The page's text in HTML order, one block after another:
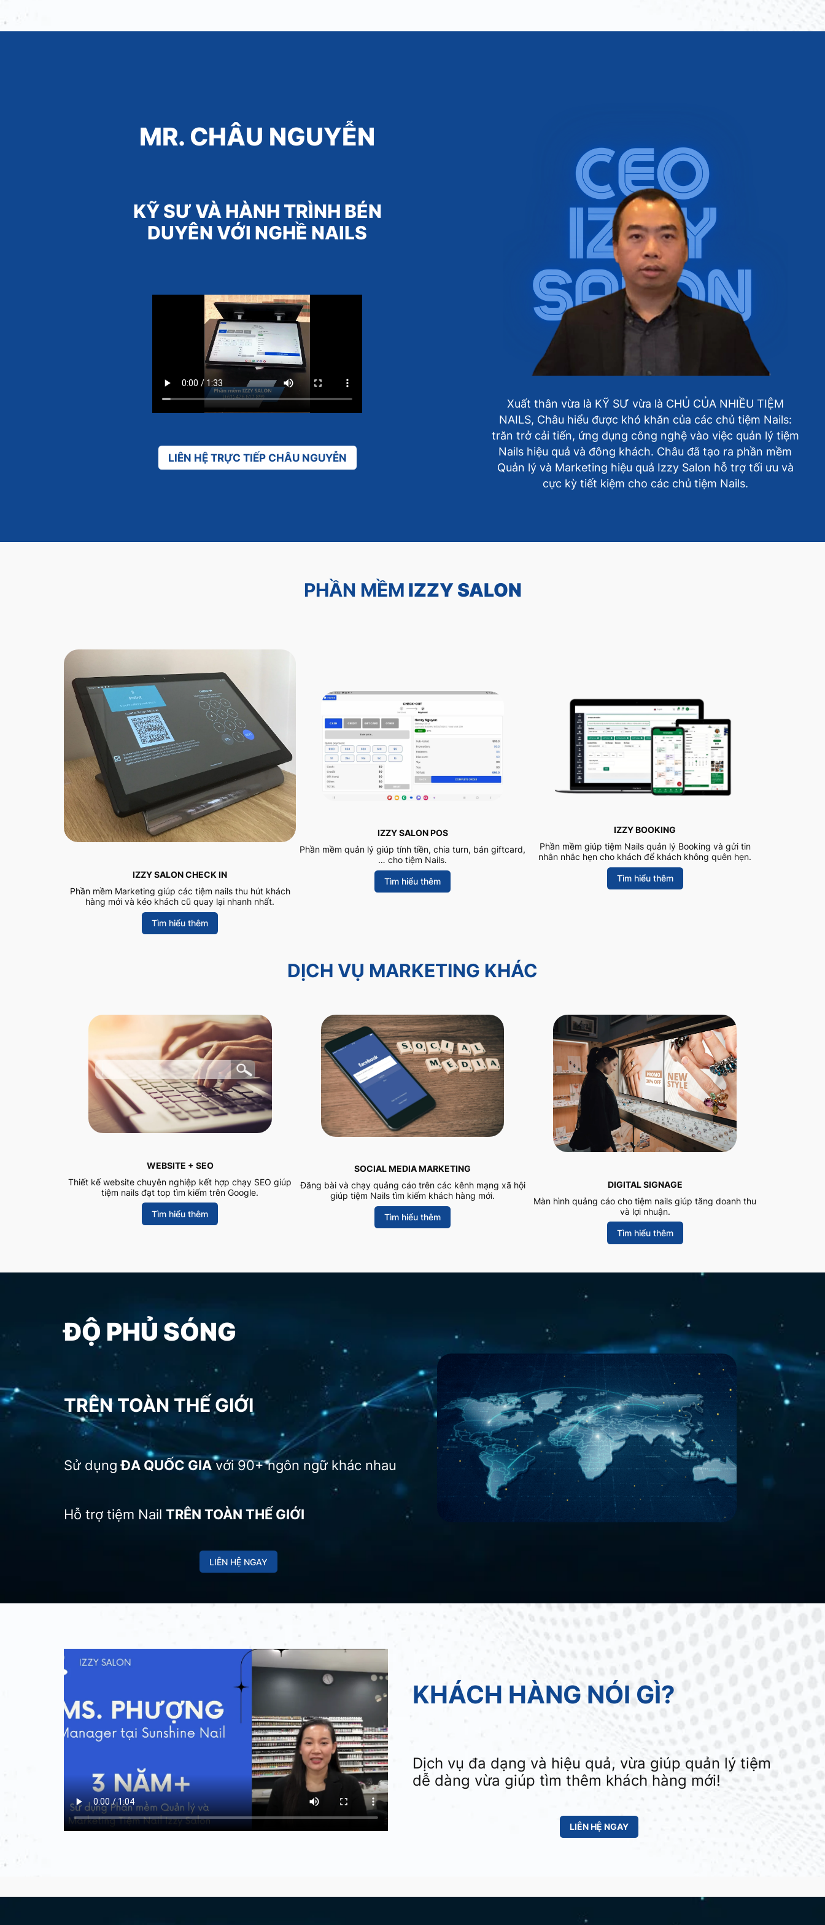
MR. CHÂU NGUYỄN
KỸ SƯ VÀ HÀNH TRÌNH BÉN
DUYÊN VỚI NGHỀ NAILS
LIÊN HỆ TRỰC TIẾP CHÂU NGUYỄN
Xuất thân vừa là KỸ SƯ vừa là CHỦ CỦA NHIỀU TIỆM
NAILS, Châu hiểu được khó khăn của các chủ tiệm Nails:
trăn trở cải tiến, ứng dụng công nghệ vào việc quản lý tiệm
Nails hiệu quả và đông khách. Châu đã tạo ra phần mềm
Quản lý và Marketing hiệu quả Izzy Salon hỗ trợ tối ưu và
cực kỳ tiết kiệm cho các chủ tiệm Nails.
PHẦN MỀM IZZY SALON
IZZY SALON CHECK IN
Phần mềm Marketing giúp các tiệm nails thu hút khách
hàng mới và kéo khách cũ quay lại nhanh nhất.
Tìm hiểu thêm
IZZY SALON POS
Phần mềm quản lý giúp tính tiền, chia turn, bán giftcard,
… cho tiệm Nails.
Tìm hiểu thêm
IZZY BOOKING
Phần mềm giúp tiệm Nails quản lý Booking và gửi tin
nhắn nhắc hẹn cho khách để khách không quên hẹn.
Tìm hiểu thêm
DỊCH VỤ MARKETING KHÁC
WEBSITE + SEO
Thiết kế website chuyên nghiệp kết hợp chạy SEO giúp
tiệm nails đạt top tìm kiếm trên Google.
Tìm hiểu thêm
SOCIAL MEDIA MARKETING
Đăng bài và chạy quảng cáo trên các kênh mạng xã hội
giúp tiệm Nails tìm kiếm khách hàng mới.
Tìm hiểu thêm
DIGITAL SIGNAGE
Màn hình quảng cáo cho tiệm nails giúp tăng doanh thu
và lợi nhuận.
Tìm hiểu thêm
ĐỘ PHỦ SÓNG
TRÊN TOÀN THẾ GIỚI
Sử dụngĐA QUỐC GIAvới 90+ ngôn ngữ khác nhau
Hỗ trợ tiệm Nail TRÊN TOÀN THẾ GIỚI
LIÊN HỆ NGAY
KHÁCH HÀNG NÓI GÌ?
Dịch vụ đa dạng và hiệu quả, vừa giúp quản lý tiệm
dễ dàng vừa giúp tìm thêm khách hàng mới!
LIÊN HỆ NGAY